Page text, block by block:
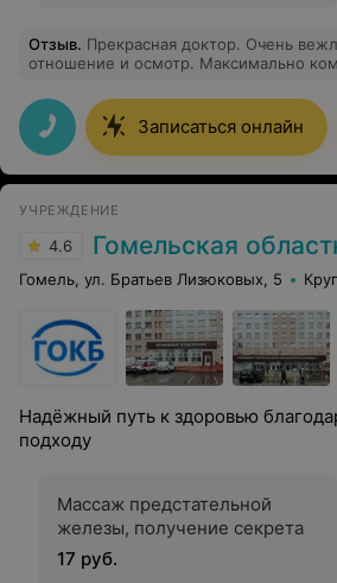
Отзыв. Прекрасная доктор. Очень
отношение и осмотр. Максимально
Теперь буду обращаться только к
Записаться онлайн
УЧРЕЖДЕНИЕ
4.6 Гомельская областная
Гомель, ул. Братьев Лизюковых, 5
Надёжный путь к здоровью
подходу
Массаж предстательной
железы, получение секрета
17 руб.